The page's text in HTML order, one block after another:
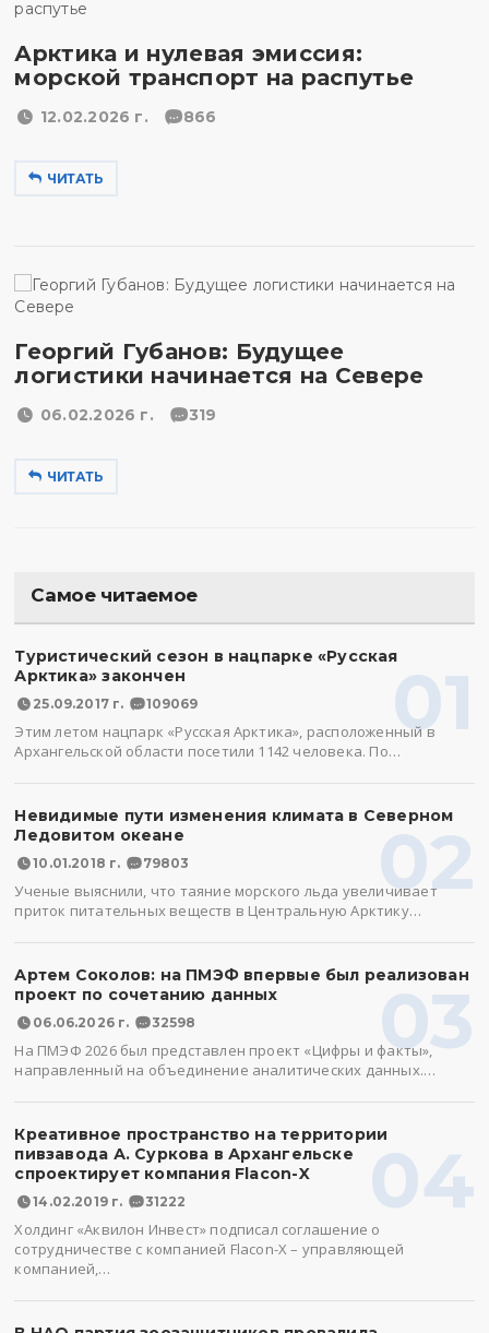
Арктика и нулевая эмиссия:
морской транспорт на распутье
12.02.2026 г. 866
ЧИТАТЬ
Георгий Губанов: Будущее
логистики начинается на Севере
06.02.2026 г. 319
ЧИТАТЬ
Самое читаемое
01
Туристический сезон в нацпарке «Русская
Арктика» закончен
25.09.2017 г. 109069
Этим летом нацпарк «Русская Арктика», расположенный в
Архангельской области посетили 1142 человека. По…
02
Невидимые пути изменения климата в Северном
Ледовитом океане
10.01.2018 г. 79803
Ученые выяснили, что таяние морского льда увеличивает
приток питательных веществ в Центральную Арктику…
03
Артем Соколов: на ПМЭФ впервые был реализован
проект по сочетанию данных
06.06.2026 г. 32598
На ПМЭФ 2026 был представлен проект «Цифры и факты»,
направленный на объединение аналитических данных.…
04
Креативное пространство на территории
пивзавода А. Суркова в Архангельске
спроектирует компания Flacon-X
14.02.2019 г. 31222
Холдинг «Аквилон Инвест» подписал соглашение о
сотрудничестве с компанией Flacon-X – управляющей
компанией,…